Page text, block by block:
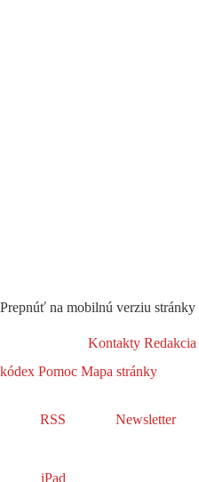
Prepnúť na mobilnú verziu stránky
Kontakty Redakcia
kódex Pomoc Mapa stránky
RSS Newsletter
iPad